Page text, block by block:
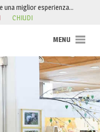
una miglior esperienza…
CHIUDI